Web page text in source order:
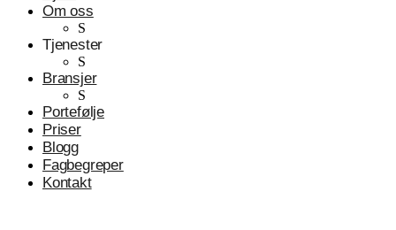
Om oss
S
Tjenester
S
Bransjer
S
Portefølje
Priser
Blogg
Fagbegreper
Kontakt